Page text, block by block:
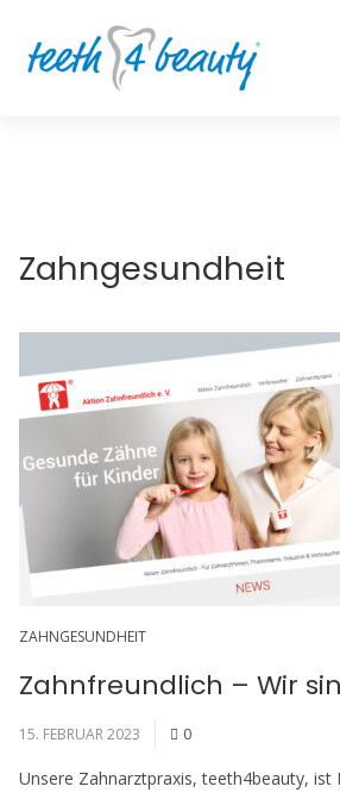
info@teeth4beauty.de
Roemonder Straße 386,
Zahngesundheit
ZAHNGESUNDHEIT
Zahnfreundlich – Wir
15. FEBRUAR 2023 0
Unsere Zahnarztpraxis, teeth4beauty, ist